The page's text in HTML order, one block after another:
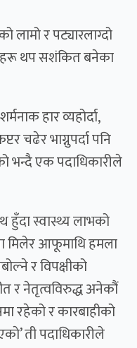
र पट्यारलाग्दो
थप सशंकित बनेका
हार व्यहोर्दा,
चढेर भाग्नुपर्दा पनि
भन्दै एक पदाधिकारीले
स्वास्थ्य लाभको
मिलेर आफूमाथि हमला
र विपक्षीको
र नेतृत्वविरुद्ध अनेकौं
रहेको र कारबाहीको
ती पदाधिकारीले